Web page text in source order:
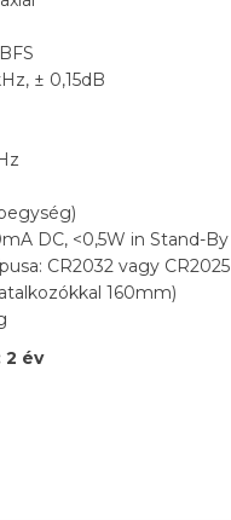
± 0,15dB
DC, <0,5W in Stand-By
CR2032 vagy CR2025
160mm)
2 év